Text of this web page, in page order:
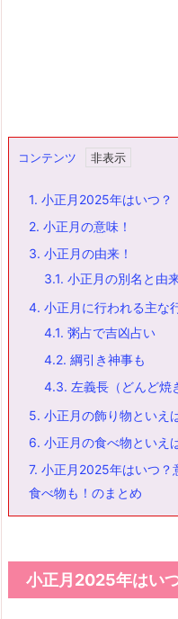
コンテンツ
1. 小正月2025年はいつ？
2. 小正月の意味！
3. 小正月の由来！
3.1. 小正月の別名と由
4. 小正月に行われる主な
4.1. 粥占で吉凶占い
4.2. 綱引き神事も
4.3. 左義長（どんど焼
5. 小正月の飾り物といえ
6. 小正月の食べ物といえ
7. 小正月2025年はいつ？
食べ物も！のまとめ
小正月2025年はい